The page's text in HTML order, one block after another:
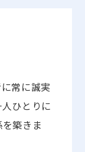
常に誠実
ひとりに
築きま